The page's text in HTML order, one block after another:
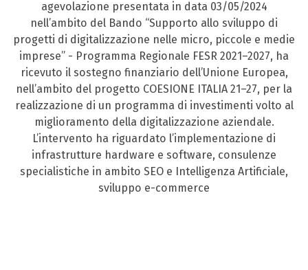
agevolazione presentata in data 03/05/2024
nell’ambito del Bando “Supporto allo sviluppo di
progetti di digitalizzazione nelle micro, piccole e medie
imprese” - Programma Regionale FESR 2021–2027, ha
ricevuto il sostegno finanziario dell’Unione Europea,
nell’ambito del progetto COESIONE ITALIA 21–27, per la
realizzazione di un programma di investimenti volto al
miglioramento della digitalizzazione aziendale.
L’intervento ha riguardato l’implementazione di
infrastrutture hardware e software, consulenze
specialistiche in ambito SEO e Intelligenza Artificiale,
sviluppo e-commerce